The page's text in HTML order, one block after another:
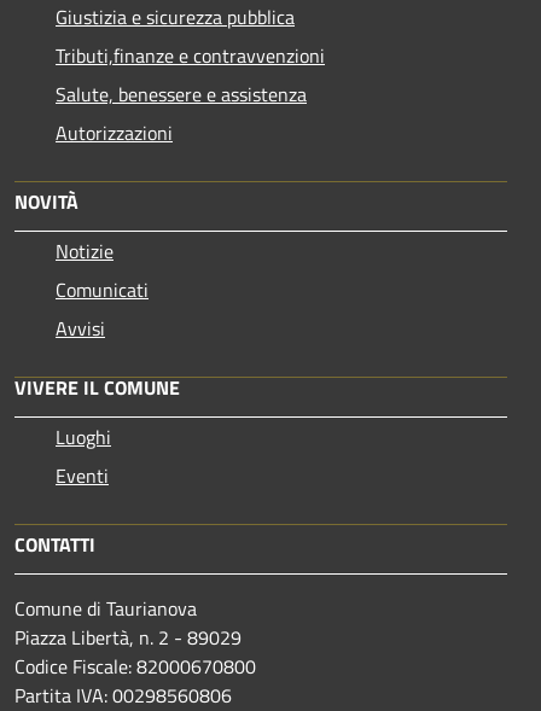
Giustizia e sicurezza pubblica
Tributi,finanze e contravvenzioni
Salute, benessere e assistenza
Autorizzazioni
NOVITÀ
Notizie
Comunicati
Avvisi
VIVERE IL COMUNE
Luoghi
Eventi
CONTATTI
Comune di Taurianova
Piazza Libertà, n. 2 - 89029
Codice Fiscale: 82000670800
Partita IVA: 00298560806